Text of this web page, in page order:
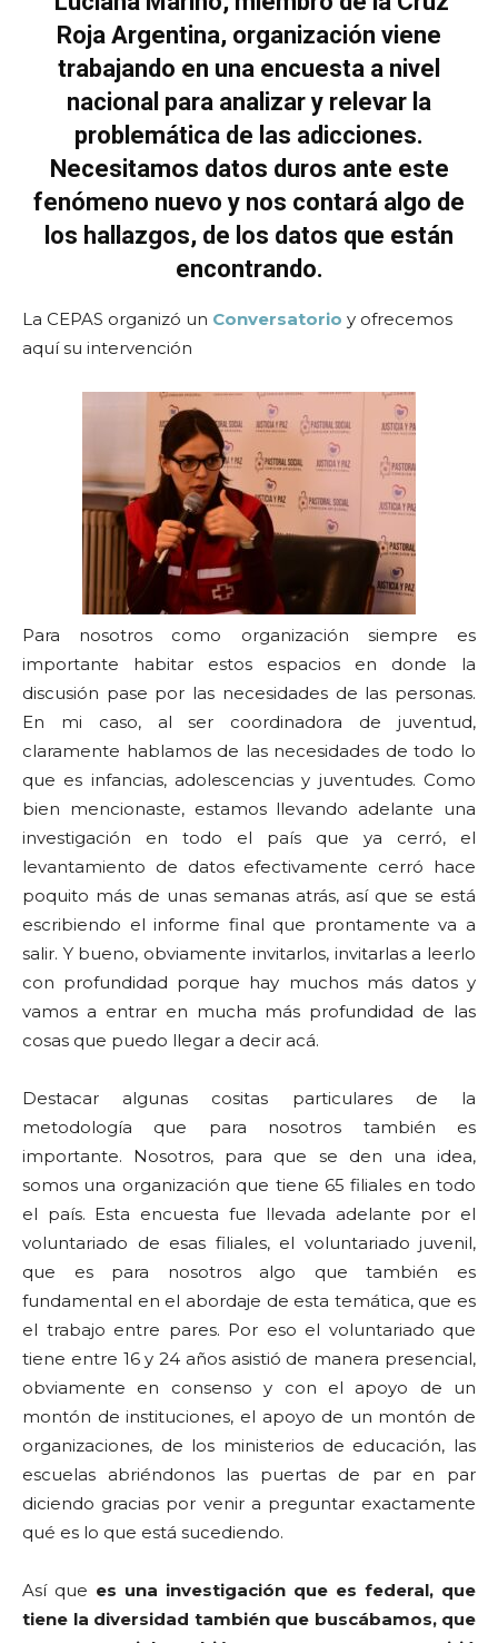
Roja Argentina, organización viene
trabajando en una encuesta a nivel
nacional para analizar y relevar la
problemática de las adicciones.
Necesitamos datos duros ante este
fenómeno nuevo y nos contará algo de
los hallazgos, de los datos que están
encontrando.
La CEPAS organizó un Conversatorio y ofrecemos
aquí su intervención
Para nosotros como organización siempre es
importante habitar estos espacios en donde la
discusión pase por las necesidades de las personas.
En mi caso, al ser coordinadora de juventud,
claramente hablamos de las necesidades de todo lo
que es infancias, adolescencias y juventudes. Como
bien mencionaste, estamos llevando adelante una
investigación en todo el país que ya cerró, el
levantamiento de datos efectivamente cerró hace
poquito más de unas semanas atrás, así que se está
escribiendo el informe final que prontamente va a
salir. Y bueno, obviamente invitarlos, invitarlas a leerlo
con profundidad porque hay muchos más datos y
vamos a entrar en mucha más profundidad de las
cosas que puedo llegar a decir acá.
Destacar algunas cositas particulares de la
metodología que para nosotros también es
importante. Nosotros, para que se den una idea,
somos una organización que tiene 65 filiales en todo
el país. Esta encuesta fue llevada adelante por el
voluntariado de esas filiales, el voluntariado juvenil,
que es para nosotros algo que también es
fundamental en el abordaje de esta temática, que es
el trabajo entre pares. Por eso el voluntariado que
tiene entre 16 y 24 años asistió de manera presencial,
obviamente en consenso y con el apoyo de un
montón de instituciones, el apoyo de un montón de
organizaciones, de los ministerios de educación, las
escuelas abriéndonos las puertas de par en par
diciendo gracias por venir a preguntar exactamente
qué es lo que está sucediendo.
Así que es una investigación que es federal, que
tiene la diversidad también que buscábamos, que